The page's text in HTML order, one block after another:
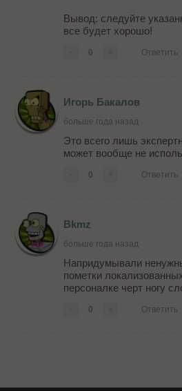
Вывод: следуйте
все будет хорошо!
0 Ответить
Игорь Бакалов
больше года назад
Это всего лишь
может вообще не
0 Ответить
Bkmz
больше года назад
Напридумывали
пометки
персоналке черт ногу
0 Ответить